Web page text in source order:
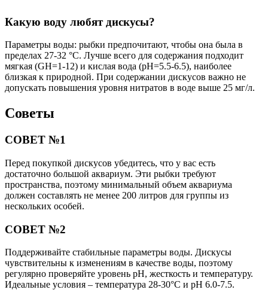
Какую воду любят дискусы?
Параметры воды: рыбки предпочитают, чтобы она была в
пределах 27-32 °С. Лучше всего для содержания подходит
мягкая (GH=1-12) и кислая вода (pH=5.5-6.5), наиболее
близкая к природной. При содержании дискусов важно не
допускать повышения уровня нитратов в воде выше 25 мг/л.
Советы
СОВЕТ №1
Перед покупкой дискусов убедитесь, что у вас есть
достаточно большой аквариум. Эти рыбки требуют
пространства, поэтому минимальный объем аквариума
должен составлять не менее 200 литров для группы из
нескольких особей.
СОВЕТ №2
Поддерживайте стабильные параметры воды. Дискусы
чувствительны к изменениям в качестве воды, поэтому
регулярно проверяйте уровень pH, жесткость и температуру.
Идеальные условия – температура 28-30°C и pH 6.0-7.5.